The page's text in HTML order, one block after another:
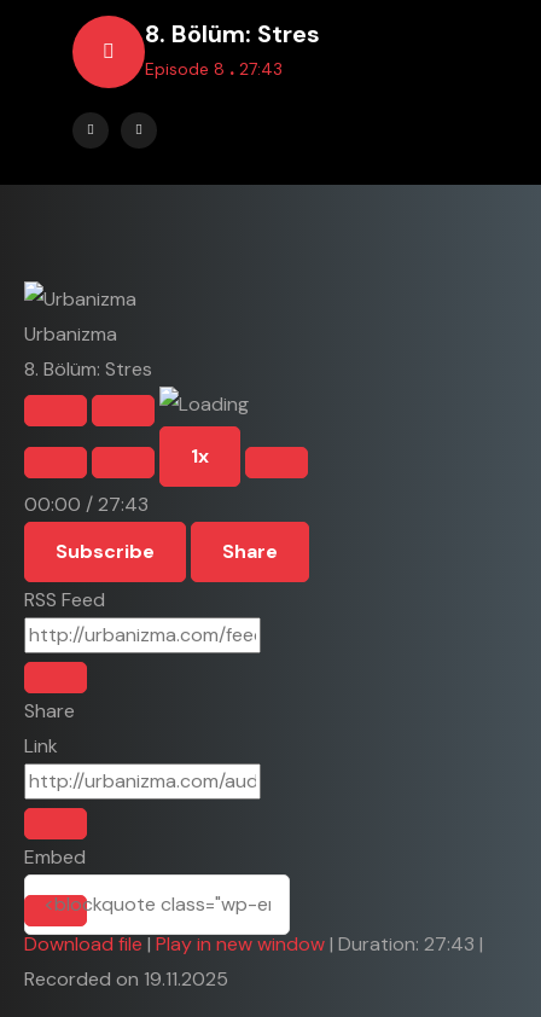
8. Bölüm: Stres
Episode 8 . 27:43
Urbanizma
8. Bölüm: Stres
1x
00:00 /27:43
Subscribe
Share
RSS Feed
Share
Link
Embed
Download file | Play in new window| Duration: 27:43 |
Recorded on 19.11.2025